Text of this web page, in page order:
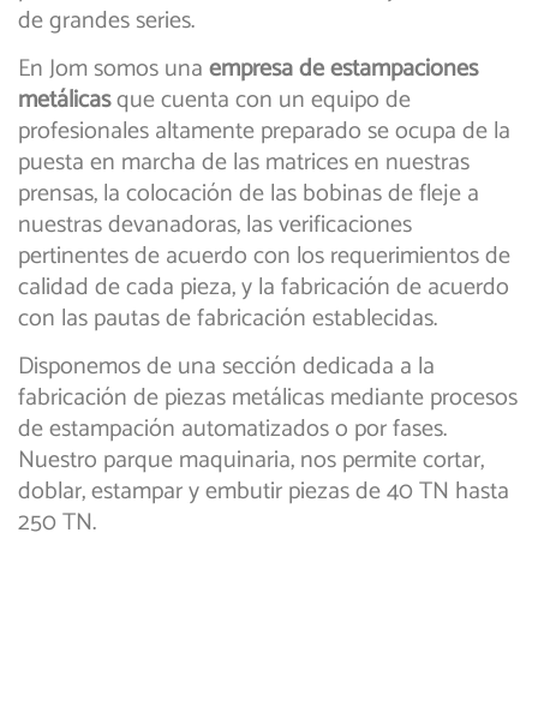
de grandes series.
En Jom somos unaempresa de estampaciones
metálicasque cuenta con un equipo de
profesionales altamente preparado se ocupa de la
puesta en marcha de las matrices en nuestras
prensas, la colocación de las bobinas de fleje a
nuestras devanadoras, las verificaciones
pertinentes de acuerdo con los requerimientos de
calidad de cada pieza, y la fabricación de acuerdo
con las pautas de fabricación establecidas.
Disponemos de una sección dedicada a la
fabricación de piezas metálicas mediante procesos
de estampación automatizados o por fases.
Nuestro parque maquinaria, nos permite cortar,
doblar, estampar y embutir piezas de 40 TN hasta
250 TN.